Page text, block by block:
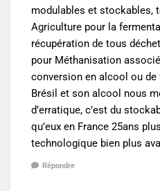
modulables et stockables,
Agriculture pour la
récupération de tous
pour Méthanisation
conversion en alcool ou de
Brésil et son alcool nous
d’erratique, c’est du
qu’eux en France 25ans
technologique bien plus
Répondre